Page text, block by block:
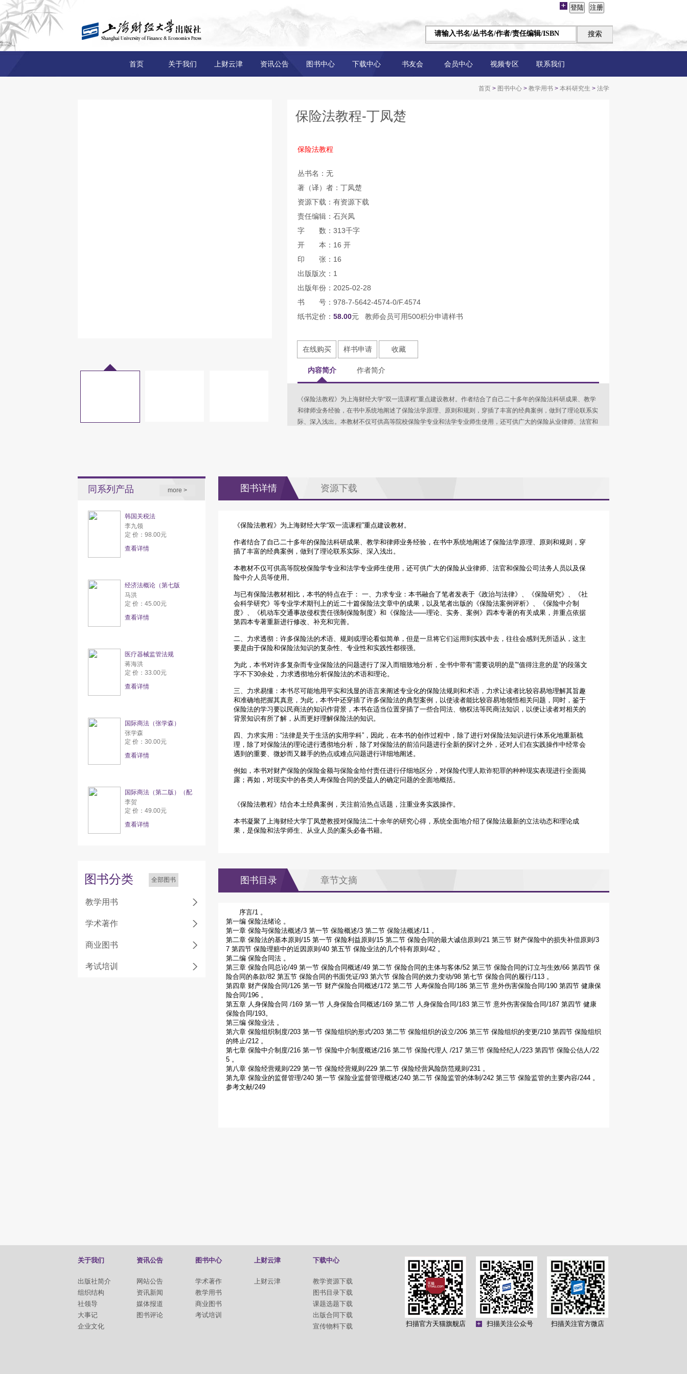
首页 关于我们 上财云津 资讯公告 图书中心 下载中心 书友会 会员中心 视频专区 联系我们
首页 > 图书中心 > 教学用书 > 本科研究生 > 法学
保险法教程-丁凤楚
保险法教程
丛书名：无
著（译）者：丁凤楚
资源下载：有资源下载
责任编辑：石兴凤
字 数：313千字
开 本：16 开
印 张：16
出版版次：1
出版年份：2025-02-28
书 号：978-7-5642-4574-0/F.4574
纸书定价： 58.00元 教师会员可用500积分申请样书
在线购买 样书申请 收藏
内容简介 作者简介
《保险法教程》为上海财经大学“双一流课程”重点建设教材。作者结合了自己二十多年的保险法科研成果、教学
和律师业务经验，在书中系统地阐述了保险法学原理、原则和规则，穿插了丰富的经典案例，做到了理论联系实
际、深入浅出。本教材不仅可供高等院校保险学专业和法学专业师生使用，还可供广大的保险从业律师、法官和
同系列产品 more >
韩国关税法
李九领
定 价：98.00元
查看详情
经济法概论（第七版
马洪
定 价：45.00元
查看详情
医疗器械监管法规
蒋海洪
定 价：33.00元
查看详情
国际商法（张学森）
张学森
定 价：30.00元
查看详情
国际商法（第二版）（配
李贺
定 价：49.00元
查看详情
图书分类 全部图书
教学用书
学术著作
商业图书
考试培训
图书详情 资源下载
《保险法教程》为上海财经大学“双一流课程”重点建设教材。
作者结合了自己二十多年的保险法科研成果、教学和律师业务经验，在书中系统地阐述了保险法学原理、原则和规则，穿
插了丰富的经典案例，做到了理论联系实际、深入浅出。
本教材不仅可供高等院校保险学专业和法学专业师生使用，还可供广大的保险从业律师、法官和保险公司法务人员以及保
险中介人员等使用。
与已有保险法教材相比，本书的特点在于： 一、力求专业：本书融合了笔者发表于《政治与法律》、《保险研究》、《社
会科学研究》等专业学术期刊上的近二十篇保险法文章中的成果，以及笔者出版的《保险法案例评析》、《保险中介制
度》、《机动车交通事故侵权责任强制保险制度》和《保险法――理论、实务、案例》四本专著的有关成果，并重点依据
第四本专著重新进行修改、补充和完善。
二、力求透彻：许多保险法的术语、规则或理论看似简单，但是一旦将它们运用到实践中去，往往会感到无所适从，这主
要是由于保险和保险法知识的复杂性、专业性和实践性都很强。
为此，本书对许多复杂而专业保险法的问题进行了深入而细致地分析，全书中带有“需要说明的是”“值得注意的是”的段落文
字不下30余处，力求透彻地分析保险法的术语和理论。
三、力求易懂：本书尽可能地用平实和浅显的语言来阐述专业化的保险法规则和术语，力求让读者比较容易地理解其旨趣
和准确地把握其真意，为此，本书中还穿插了许多保险法的典型案例，以使读者能比较容易地领悟相关问题，同时，鉴于
保险法的学习要以民商法的知识作背景，本书在适当位置穿插了一些合同法、物权法等民商法知识，以便让读者对相关的
背景知识有所了解，从而更好理解保险法的知识。
四、力求实用：“法律是关于生活的实用学科”，因此，在本书的创作过程中，除了进行对保险法知识进行体系化地重新梳
理，除了对保险法的理论进行透彻地分析，除了对保险法的前沿问题进行全新的探讨之外，还对人们在实践操作中经常会
遇到的重要、微妙而又棘手的热点或难点问题进行详细地阐述。
例如，本书对财产保险的保险金额与保险金给付责任进行仔细地区分，对保险代理人欺诈犯罪的种种现实表现进行全面揭
露；再如，对现实中的各类人寿保险合同的受益人的确定问题的全面地概括。
《保险法教程》结合本土经典案例，关注前沿热点话题，注重业务实践操作。
本书凝聚了上海财经大学丁凤楚教授对保险法二十余年的研究心得，系统全面地介绍了保险法最新的立法动态和理论成
果，是保险和法学师生、从业人员的案头必备书籍。
图书目录 章节文摘
序言/1 。
第一编 保险法绪论 。
第一章 保险与保险法概述/3 第一节 保险概述/3 第二节 保险法概述/11 。
第二章 保险法的基本原则/15 第一节 保险利益原则/15 第二节 保险合同的最大诚信原则/21 第三节 财产保险中的损失补偿原则/3
7 第四节 保险理赔中的近因原则/40 第五节 保险业法的几个特有原则/42 。
第二编 保险合同法 。
第三章 保险合同总论/49 第一节 保险合同概述/49 第二节 保险合同的主体与客体/52 第三节 保险合同的订立与生效/66 第四节 保
险合同的条款/82 第五节 保险合同的书面凭证/93 第六节 保险合同的效力变动/98 第七节 保险合同的履行/113 。
第四章 财产保险合同/126 第一节 财产保险合同概述/172 第二节 人寿保险合同/186 第三节 意外伤害保险合同/190 第四节 健康保
险合同/196 。
第五章 人身保险合同 /169 第一节 人身保险合同概述/169 第二节 人身保险合同/183 第三节 意外伤害保险合同/187 第四节 健康
保险合同/193。
第三编 保险业法 。
第六章 保险组织制度/203 第一节 保险组织的形式/203 第二节 保险组织的设立/206 第三节 保险组织的变更/210 第四节 保险组织
的终止/212 。
第七章 保险中介制度/216 第一节 保险中介制度概述/216 第二节 保险代理人 /217 第三节 保险经纪人/223 第四节 保险公估人/22
5 。
第八章 保险经营规则/229 第一节 保险经营规则/229 第二节 保险经营风险防范规则/231 。
第九章 保险业的监督管理/240 第一节 保险业监督管理概述/240 第二节 保险监管的体制/242 第三节 保险监管的主要内容/244 。
参考文献/249
关于我们
出版社简介
组织结构
社领导
大事记
企业文化
资讯公告
网站公告
资讯新闻
媒体报道
图书评论
图书中心
学术著作
教学用书
商业图书
考试培训
上财云津
上财云津
下载中心
教学资源下载
图书目录下载
课题选题下载
出版合同下载
宣传物料下载
扫描官方天猫旗舰店 + 扫描关注公众号 扫描关注官方微店